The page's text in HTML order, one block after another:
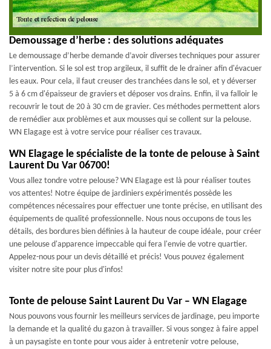
Demoussage d’herbe : des solutions adéquates
Le demoussage d’herbe demande d’avoir diverses techniques pour assurer
l’intervention. Si le sol est trop argileux, il suffit de le drainer afin d'évacuer
les eaux. Pour cela, il faut creuser des tranchées dans le sol, et y déverser
5 à 6 cm d'épaisseur de graviers et déposer vos drains. Enfin, il va falloir le
recouvrir le tout de 20 à 30 cm de gravier. Ces méthodes permettent alors
de remédier aux problèmes et aux mousses qui se collent sur la pelouse.
WN Elagage est à votre service pour réaliser ces travaux.
WN Elagage le spécialiste de la tonte de pelouse à Saint
Laurent Du Var 06700!
Vous allez tondre votre pelouse? WN Elagage est là pour réaliser toutes
vos attentes! Notre équipe de jardiniers expérimentés possède les
compétences nécessaires pour effectuer une tonte précise, en utilisant des
équipements de qualité professionnelle. Nous nous occupons de tous les
détails, des bordures bien définies à la hauteur de coupe idéale, pour créer
une pelouse d'apparence impeccable qui fera l'envie de votre quartier.
Appelez-nous pour un devis détaillé et précis! Vous pouvez également
visiter notre site pour plus d'infos!
Tonte de pelouse Saint Laurent Du Var – WN Elagage
Nous pouvons vous fournir les meilleurs services de jardinage, peu importe
la demande et la qualité du gazon à travailler. Si vous songez à faire appel
à un paysagiste en tonte pour vous aider à entretenir votre pelouse,